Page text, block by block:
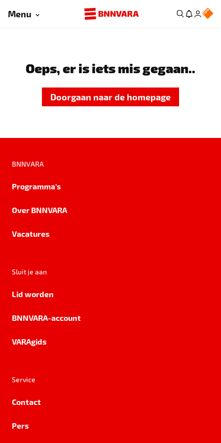
Menu
Oeps, er is iets mis gegaan..
Doorgaan naar de homepage
BNNVARA
Programma's
Over BNNVARA
Vacatures
Sluit je aan
Lid worden
BNNVARA-account
VARAgids
Service
Contact
Pers